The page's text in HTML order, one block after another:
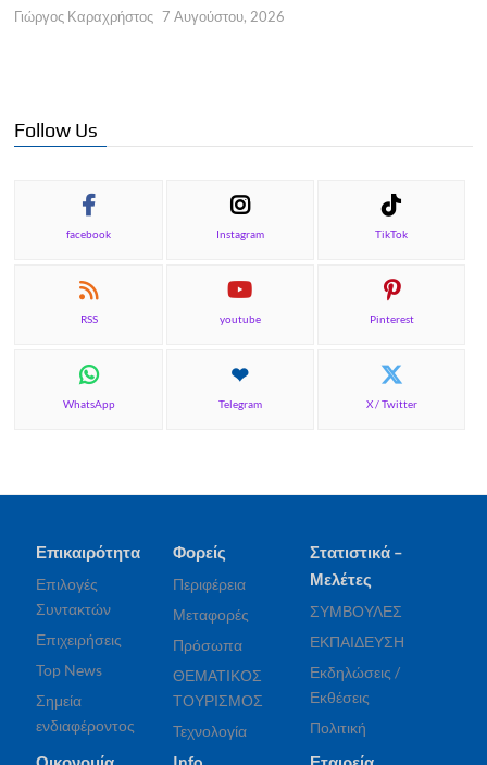
Γιώργος Καραχρήστος 7 Αυγούστου, 2026
Follow Us
facebook Instagram TikTok
RSS youtube Pinterest
WhatsApp Telegram X / Twitter
Επικαιρότητα
Επιλογές
Συντακτών
Επιχειρήσεις
Top News
Σημεία
ενδιαφέροντος
Φορείς
Περιφέρεια
Μεταφορές
Πρόσωπα
ΘΕΜΑΤΙΚΟΣ
ΤΟΥΡΙΣΜΟΣ
Τεχνολογία
Στατιστικά –
Μελέτες
ΣΥΜΒΟΥΛΕΣ
ΕΚΠΑΙΔΕΥΣΗ
Εκδηλώσεις /
Εκθέσεις
Πολιτική